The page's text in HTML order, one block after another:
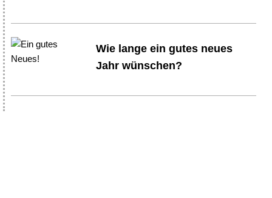
Wie lange ein gutes neues
Jahr wünschen?